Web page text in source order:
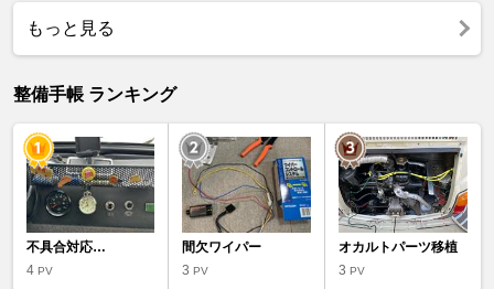
もっと見る
整備手帳 ランキング
不具合対応…
4 PV
間欠ワイパー
3PV
オカルトパーツ移植
3 PV